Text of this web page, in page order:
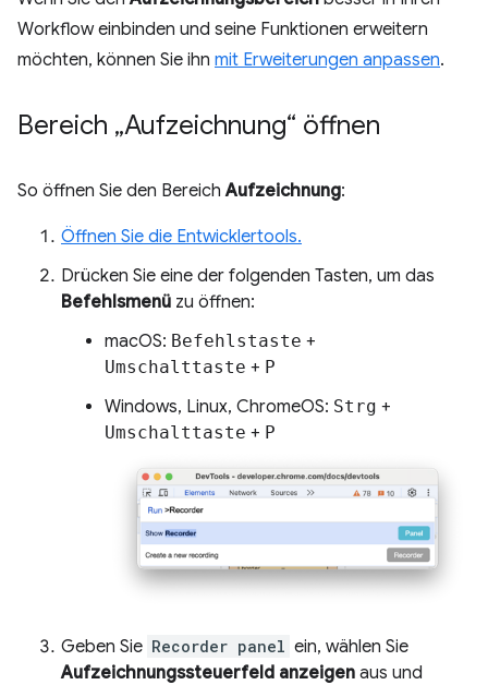
Workflow einbinden und seine Funktionen erweitern
möchten, können Sie ihn mit Erweiterungen anpassen.
Bereich „Aufzeichnung“ öffnen
So öffnen Sie den BereichAufzeichnung:
Öffnen Sie die Entwicklertools.
Drücken Sie eine der folgenden Tasten, um das
Befehlsmenü zu öffnen:
macOS: Befehlstaste +
Umschalttaste + P
Windows, Linux, ChromeOS: Strg +
Umschalttaste + P
Geben Sie Recorder panel ein, wählen Sie
Aufzeichnungssteuerfeld anzeigen aus und